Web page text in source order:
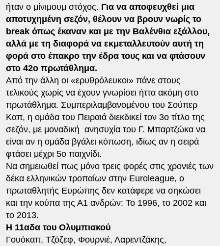
ήταν ο μίνιμουμ στόχος. Για να αποφευχθεί μια
αποτυχημένη σεζόν, θέλουν να βρουν νωρίς το
break όπως έκαναν και με την Βαλένθια εξάλλου,
αλλά με τη διαφορά να εκμεταλλευτούν αυτή τη
φορά στο έπακρο την έδρα τους και να φτάσουν
στο 42ο πρωτάθλημα.
Από την άλλη οι «ερυθρόλευκοι» πάνε στους
τελικούς χωρίς να έχουν γνωρίσει ήττα ακόμη στο
πρωτάθλημα. Συμπεριλαμβανομένου του Σούπερ
Καπ, η ομάδα του Πειραιά διεκδικεί τον 3ο τίτλο της
σεζόν, με μοναδική ανησυχία του Γ. Μπαρτζώκα να
είναι αν η ομάδα βγάλει κόπωση, ιδίως αν η σειρά
φτάσει μέχρι 5ο παιχνίδι.
Να σημειωθεί πως μόνο τρεις φορές στις χρονιές των
δέκα ελληνικών τροπαίων στην Euroleague, ο
πρωταθλητής Ευρώπης δεν κατάφερε να σηκώσει
και την κούπα της Α1 ανδρών: To 1996, το 2002 και
το 2013.
Η 11αδα του Ολυμπιακού
Γουόκαπ, Τζόζεφ, Φουρνιέ, Λαρεντζάκης,